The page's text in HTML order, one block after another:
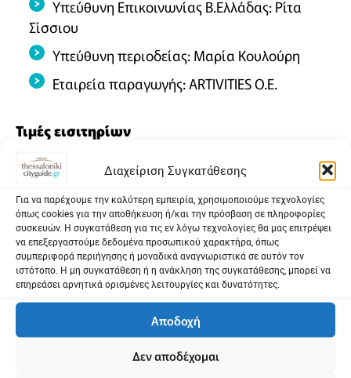
Διαχείριση Συγκατάθεσης
Για να παρέχουμε την καλύτερη εμπειρία, χρησιμοποιούμε τεχνολογίες
όπως cookies για την αποθήκευση ή/και την πρόσβαση σε πληροφορίες
συσκευών. Η συγκατάθεση για τις εν λόγω τεχνολογίες θα μας επιτρέψει
να επεξεργαστούμε δεδομένα προσωπικού χαρακτήρα, όπως
συμπεριφορά περιήγησης ή μοναδικά αναγνωριστικά σε αυτόν τον
ιστότοπο. Η μη συγκατάθεση ή η ανάκληση της συγκατάθεσης, μπορεί να
επηρεάσει αρνητικά ορισμένες λειτουργίες και δυνατότητες.
Αποδοχή
Δεν αποδέχομαι
Υπεύθυνη Επικοινωνίας Β.Ελλάδας: Ρίτα
Σίσσιου
Υπεύθυνη περιοδείας: Μαρία Κουλούρη
Εταιρεία παραγωγής: ΑRΤΙVITIES O.E.
Τιμές εισιτηρίων
Διακεκριμένη, επί σκηνής, ζώνη: 25 €
Γενική είσοδος: 20 €
Μειωμένο (φοιτητές, άνεργοι, ΑΜΕΑ): 17 €
Προπώληση